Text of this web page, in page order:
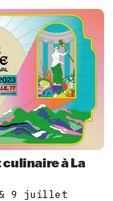
à La
& 9 juillet